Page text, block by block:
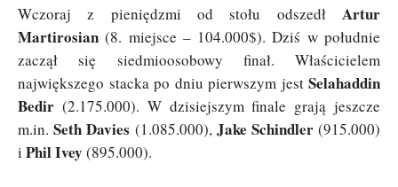
Wczoraj z pieniędzmi od stołu odszedł Artur
Martirosian (8. miejsce – 104.000$). Dziś w południe
zaczął się siedmioosobowy finał. Właścicielem
największego stacka po dniu pierwszym jestSelahaddin
Bedir (2.175.000). W dzisiejszym finale grają jeszcze
m.in.Seth Davies (1.085.000), Jake Schindler(915.000)
i Phil Ivey (895.000).